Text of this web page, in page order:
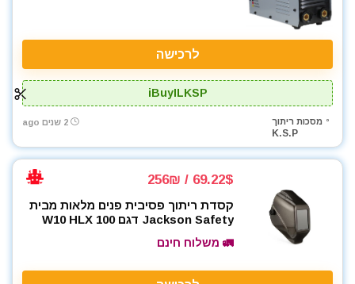
לרכישה
iBuyILKSP
מסכות ריתוך
K.S.P
2 שנים ago
69.22$ / 256₪
קסדת ריתוך פסיבית פנים מלאות מבית
Jackson Safety דגם W10 HLX 100
🚛 משלוח חינם